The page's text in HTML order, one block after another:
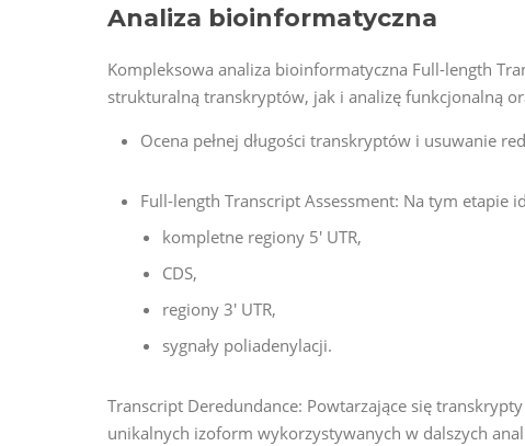
Analiza bioinformatyczna
Kompleksowa analiza bioinformatyczna Full-length
strukturalną transkryptów, jak i analizę funkcjonalną
Ocena pełnej długości transkryptów i usuwanie
Full-length Transcript Assessment: Na tym etapie
kompletne regiony 5′ UTR,
CDS,
regiony 3′ UTR,
sygnały poliadenylacji.
Transcript Deredundance: Powtarzające się
unikalnych izoform wykorzystywanych w dalszych